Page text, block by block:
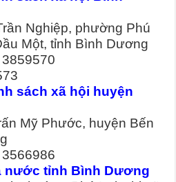
Nghiệp, phường Phú
Một, tỉnh Bình Dương
sách xã hội huyện
Mỹ Phước, huyện Bến
nước tỉnh Bình Dương